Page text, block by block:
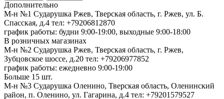
Дополнительно
М-н №1 Сударушка Ржев, Тверская область, г. Ржев, ул. Б.
Спасская, д.4 тел: +79206812870
график работы: будни 9:00-19:00, выходные 9:00-18:00
В розничных магазинах
М-н №2 Cударушка Ржев, Тверская область, г. Ржев,
Зубцовское шоссе, д.20 тел: +79206977852
график работы: ежедневно 9:00-19:00
Больше 15 шт.
М-н №3 Сударушка Оленино, Тверская область, Оленинский
район, п. Оленино, ул. Гагарина, д.4 тел: +79201579527